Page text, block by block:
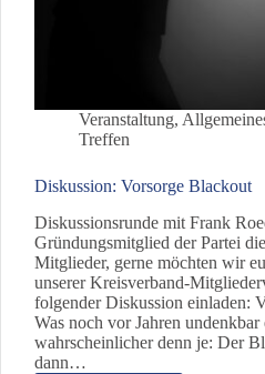
Veranstaltung,
Treffen
Diskussion: Vorsorge Blackout
Diskussionsrunde mit Frank
Gründungsmitglied der Partei
Mitglieder, gerne möchten wir
unserer Kreisverband-
folgender Diskussion einladen:
Was noch vor Jahren undenkbar
wahrscheinlicher denn je: Der
dann…